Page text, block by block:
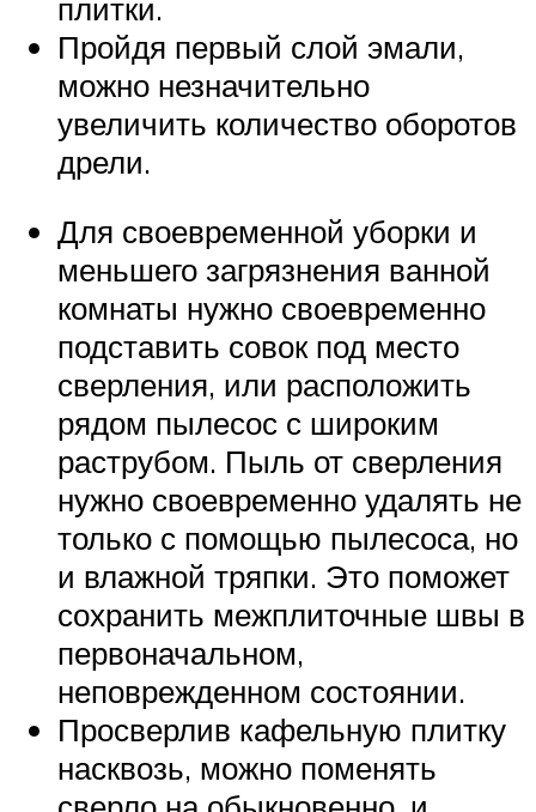
плитки.
Пройдя первый слой эмали,
можно незначительно
увеличить количество оборотов
дрели.
Для своевременной уборки и
меньшего загрязнения ванной
комнаты нужно своевременно
подставить совок под место
сверления, или расположить
рядом пылесос с широким
раструбом. Пыль от сверления
нужно своевременно удалять не
только с помощью пылесоса, но
и влажной тряпки. Это поможет
сохранить межплиточные швы в
первоначальном,
неповрежденном состоянии.
Просверлив кафельную плитку
насквозь, можно поменять